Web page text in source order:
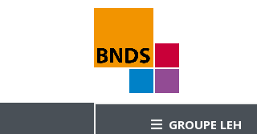
GROUPE LEH